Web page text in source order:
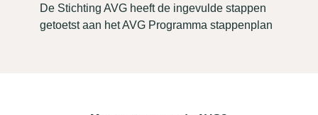
De Stichting AVG heeft de ingevulde stappen
getoetst aan het AVG Programma stappenplan